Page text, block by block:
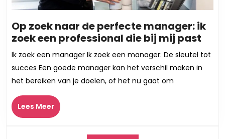
Op zoek naar de perfecte manager: ik
zoek een professional die bij mij past
zoek
de
Ik zoek een manager Ik zoek een manager: De sleutel tot
succes Een goede manager kan het verschil maken in
het bereiken van je doelen, of het nu gaat om
Lees MeerLees
Meer